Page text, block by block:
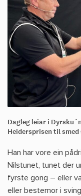
Dagleg leiar i
Heidersprisen til
Han har vore ein
Nilstunet, tunet der
fyrste gong – eller
eller bestemor i